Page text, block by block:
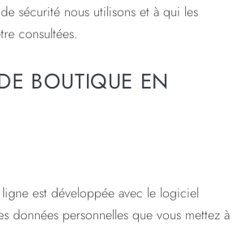
sécurité nous utilisons et à qui les
consultées.
BOUTIQUE EN
est développée avec le logiciel
données personnelles que vous mettez à